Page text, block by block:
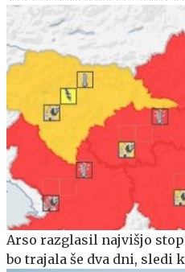
Arso razglasil najvišjo
bo trajala še dva dni, sledi